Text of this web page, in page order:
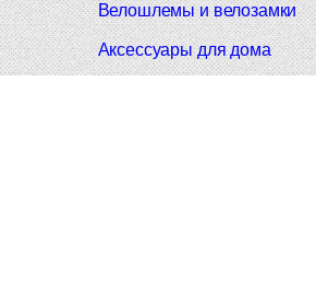
Велошлемы и велозамки
Аксессуары для дома